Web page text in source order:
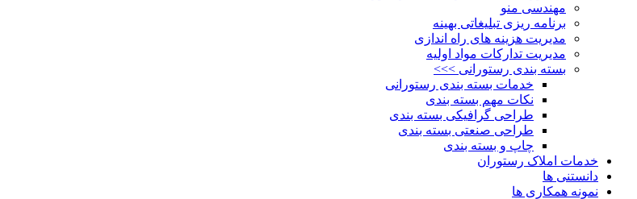
مهندسی منو
برنامه ریزی تبلیغاتی بهینه
مدیریت هزینه های راه اندازی
مدیریت تدارکات مواد اولیه
بسته بندی رستورانی >>>
خدمات بسته بندی رستورانی
نکات مهم بسته بندی
طراحی گرافیکی بسته بندی
طراحی صنعتی بسته بندی
چاپ و بسته بندی
خدمات املاک رستوران
دانستنی ها
نمونه همکاری ها